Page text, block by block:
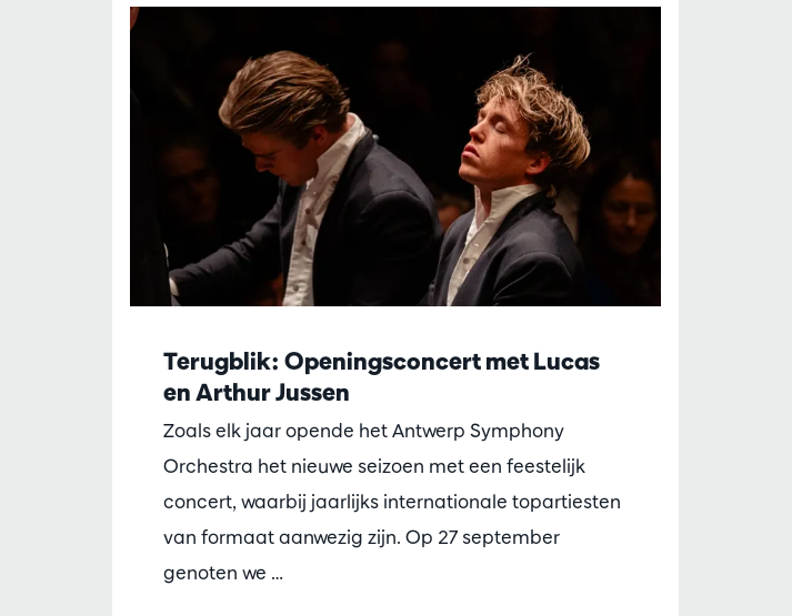
Terugblik: Openingsconcert met Lucas
en Arthur Jussen
Zoals elk jaar opende het Antwerp Symphony
Orchestra het nieuwe seizoen met een feestelijk
concert, waarbij jaarlijks internationale topartiesten
van formaat aanwezig zijn. Op 27 september
genoten we …